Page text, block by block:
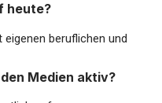
heute?
beruflichen und
Medien aktiv?